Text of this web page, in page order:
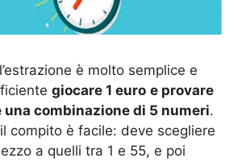
è molto semplice e
giocare 1 euro e provare
una combinazione di 5 numeri.
compito è facile: deve scegliere
a quelli tra 1 e 55, e poi